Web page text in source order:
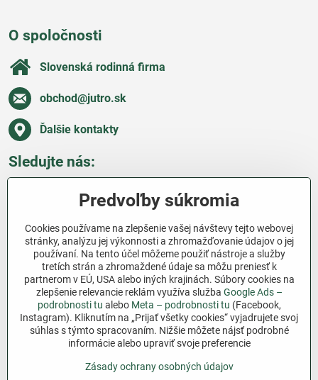
O spoločnosti
Slovenská rodinná firma
obchod​@jutro​.sk
Ďalšie kontakty
Sledujte nás:
Všetko o nákupe
Ďakujeme za podporu
Sme slovenský e-shop bez dotácií​. Fungujeme len
vďaka vám – ľuďom, ktorí veria v poctivú prácu a
lásku k pôde​. Každý nákup na Jutro​.sk nám pomáha
pokračovať v tom, čo má zmysel – pomáhať
záhradkárom zadarmo a srdcom​.
Predvoľby súkromia
Cookies používame na zlepšenie vašej návštevy tejto webovej
stránky, analýzu jej výkonnosti a zhromažďovanie údajov o jej
používaní. Na tento účel môžeme použiť nástroje a služby
tretích strán a zhromaždené údaje sa môžu preniesť k
partnerom v EÚ, USA alebo iných krajinách. Súbory cookies na
zlepšenie relevancie reklám využíva služba Google Ads –
podrobnosti tu alebo Meta – podrobnosti tu (Facebook,
Instagram). Kliknutím na „Prijať všetky cookies“ vyjadrujete svoj
súhlas s týmto spracovaním. Nižšie môžete nájsť podrobné
informácie alebo upraviť svoje preferencie
Zásady ochrany osobných údajov